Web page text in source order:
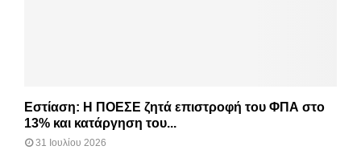
Εστίαση: Η ΠΟΕΣΕ ζητά επιστροφή του ΦΠΑ στο
13% και κατάργηση του...
31 Ιουλίου 2026